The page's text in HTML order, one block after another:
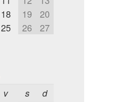
18 19
20
25 26
27
v s d